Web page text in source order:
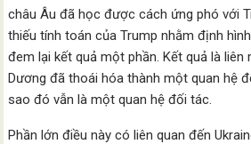
châu Âu đã học được cách ứng phó với
thiếu tính toán của Trump nhằm định
đem lại kết quả một phần. Kết quả là liên
Dương đã thoái hóa thành một quan hệ
sao đó vẫn là một quan hệ đối tác.
Phần lớn điều này có liên quan đến